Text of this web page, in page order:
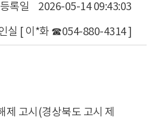
등록일
2026-05-14 09:43:03
실 [ 이*화 ☎054-880-4314 ]
고시(경상북도 고시 제